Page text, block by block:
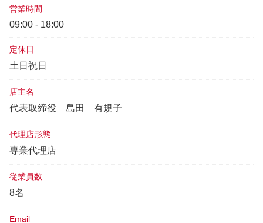
営業時間
09:00 - 18:00
定休日
土日祝日
店主名
代表取締役 島田 有規子
代理店形態
専業代理店
従業員数
8名
Email